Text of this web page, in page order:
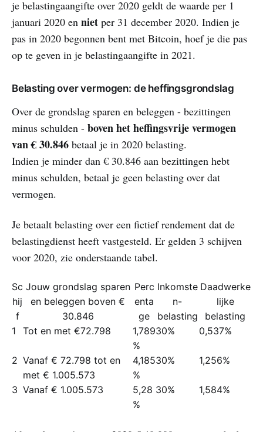
je belastingaangifte over 2020 geldt de waarde per 1
januari 2020 en niet per 31 december 2020. Indien je
pas in 2020 begonnen bent met Bitcoin, hoef je die pas
op te geven in je belastingaangifte in 2021.
Belasting over vermogen: de heffingsgrondslag
Over de grondslag sparen en beleggen - bezittingen
minus schulden - boven het heffingsvrije vermogen
van € 30.846 betaal je in 2020 belasting.
Indien je minder dan € 30.846 aan bezittingen hebt
minus schulden, betaal je geen belasting over dat
vermogen.
Je betaalt belasting over een fictief rendement dat de
belastingdienst heeft vastgesteld. Er gelden 3 schijven
voor 2020, zie onderstaande tabel.
Sc
hij
f
Jouw grondslag sparen
en beleggen boven €
30.846
Perc
enta
ge
Inkomste
n-
belasting
Daadwerke
lijke
belasting
1
Tot en met €72.798
1,789
%
30% 0,537%
2 Vanaf € 72.798 tot en
met € 1.005.573
4,185
%
30% 1,256%
3 Vanaf € 1.005.573
5,28
%
30% 1,584%